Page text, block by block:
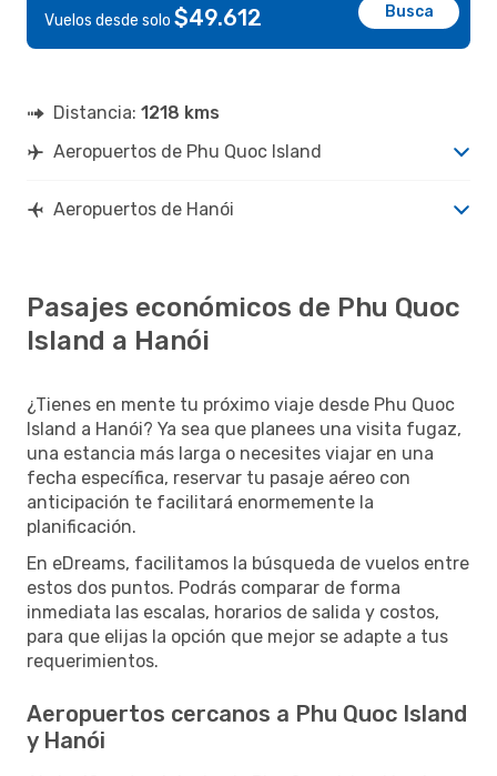
Vuelos desde solo $49.612 Busca
Distancia: 1218 kms
Aeropuertos de Phu Quoc Island
Aeropuertos de Hanói
Pasajes económicos de Phu Quoc
Island a Hanói
¿Tienes en mente tu próximo viaje desde Phu Quoc
Island a Hanói? Ya sea que planees una visita fugaz,
una estancia más larga o necesites viajar en una
fecha específica, reservar tu pasaje aéreo con
anticipación te facilitará enormemente la
planificación.
En eDreams, facilitamos la búsqueda de vuelos entre
estos dos puntos. Podrás comparar de forma
inmediata las escalas, horarios de salida y costos,
para que elijas la opción que mejor se adapte a tus
requerimientos.
Aeropuertos cercanos a Phu Quoc Island
y Hanói